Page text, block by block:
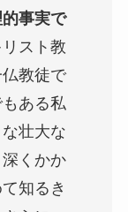
事実で
スト教
教徒で
ある私
壮大な
くかか
知るき